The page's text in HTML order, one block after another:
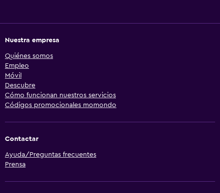
Nuestra empresa
Quiénes somos
Empleo
Móvil
Descubre
Cómo funcionan nuestros servicios
Códigos promocionales momondo
Contactar
Ayuda/Preguntas frecuentes
Prensa